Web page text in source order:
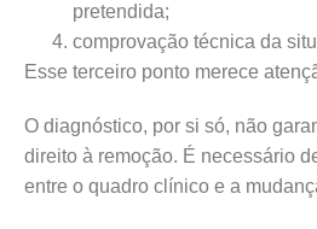
pretendida;
comprovação técnica da
Esse terceiro ponto merece
O diagnóstico, por si só, não
direito à remoção. É necessário
entre o quadro clínico e a